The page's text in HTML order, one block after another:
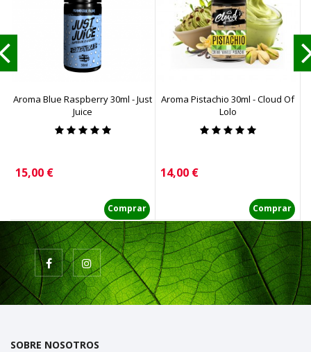
Aroma Blue Raspberry 30ml - Just
Juice
Precio
15,00 €
Comprar
Aroma Pistachio 30ml - Cloud Of
Lolo
Precio
14,00 €
Comprar
SOBRE NOSOTROS